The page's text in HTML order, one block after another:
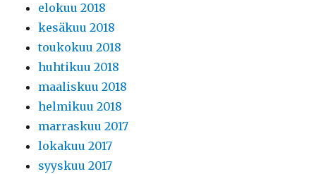
elokuu 2018
kesäkuu 2018
toukokuu 2018
huhtikuu 2018
maaliskuu 2018
helmikuu 2018
marraskuu 2017
lokakuu 2017
syyskuu 2017